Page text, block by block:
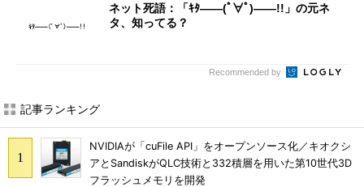
ネット死語：「ｷﾀ――(ﾟ∀ﾟ)――!!」の元ネ
タ、知ってる？
Recommended by
記事ランキング
NVIDIAが「cuFile API」をオープンソース化／キオクシ
アとSandiskがQLC技術と332積層を用いた第10世代3D
フラッシュメモリを開発